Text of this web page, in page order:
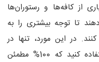
از کافه‌ها و رستوران‌ها
تا توجه بیشتری را به
در این مورد، تنها در
صورتی باید از تصاویر استوک استفاده کنید که 100% مطمئن